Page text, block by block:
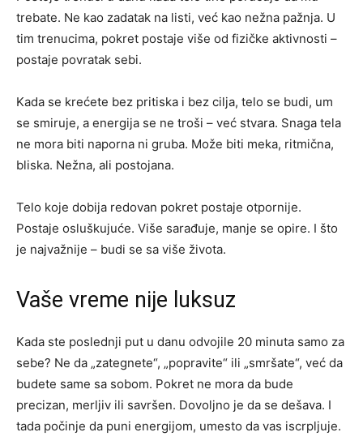
trebate. Ne kao zadatak na listi, već kao nežna pažnja. U
tim trenucima, pokret postaje više od fizičke aktivnosti –
postaje povratak sebi.
Kada se krećete bez pritiska i bez cilja, telo se budi, um
se smiruje, a energija se ne troši – već stvara. Snaga tela
ne mora biti naporna ni gruba. Može biti meka, ritmična,
bliska. Nežna, ali postojana.
Telo koje dobija redovan pokret postaje otpornije.
Postaje osluškujuće. Više sarađuje, manje se opire. I što
je najvažnije – budi se sa više života.
Vaše vreme nije luksuz
Kada ste poslednji put u danu odvojile 20 minuta samo za
sebe? Ne da „zategnete“, „popravite“ ili „smršate“, već da
budete same sa sobom. Pokret ne mora da bude
precizan, merljiv ili savršen. Dovoljno je da se dešava. I
tada počinje da puni energijom, umesto da vas iscrpljuje.